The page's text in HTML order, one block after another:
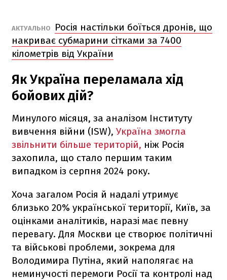
АКТУАЛЬНО
Росія настільки боїться дронів, що
накриває субмарини сітками за 7400
кілометрів від України
Як Україна переламала хід
бойових дій?
Минулого місяця, за аналізом Інституту
вивчення війни (ISW), Україна змогла
звільнити більше територій, ніж Росія
захопила, що стало першим таким
випадком із серпня 2024 року.
Хоча загалом Росія й надалі утримує
близько 20% української території, Київ, за
оцінками аналітиків, наразі має певну
перевагу. Для Москви це створює політичні
та військові проблеми, зокрема для
Володимира Путіна, який наполягає на
неминучості перемоги Росії та контролі над